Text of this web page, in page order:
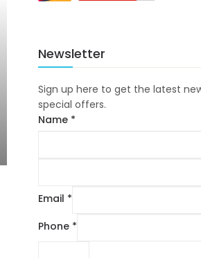
Newsletter
Sign up here to get the latest
special offers.
Name *
Email *
Phone *